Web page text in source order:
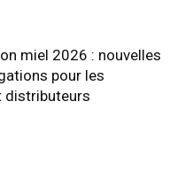
miel 2026 : nouvelles
pour les
distributeurs